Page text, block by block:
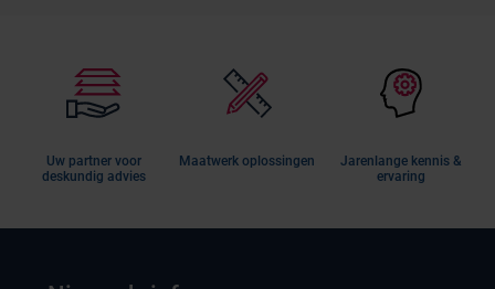
Uw partner voor
deskundig advies
Maatwerk oplossingen
Jarenlange kennis &
ervaring